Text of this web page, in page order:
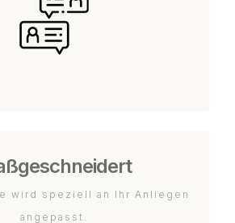
wird speziell an Ihr Anliegen
angepasst.